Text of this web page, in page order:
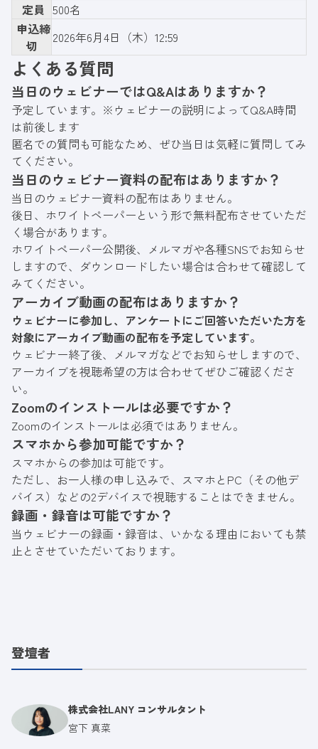
定員 500名
申込締
切
2026年6月4日（木）12:59
よくある質問
当日のウェビナーではQ&Aはありますか？
予定しています。※ウェビナーの説明によってQ&A時間
は前後します
匿名での質問も可能なため、ぜひ当日は気軽に質問してみ
てください。
当日のウェビナー資料の配布はありますか？
当日のウェビナー資料の配布はありません。
後日、ホワイトペーパーという形で無料配布させていただ
く場合があります。
ホワイトペーパー公開後、メルマガや各種SNSでお知らせ
しますので、ダウンロードしたい場合は合わせて確認して
みてください。
アーカイブ動画の配布はありますか？
ウェビナーに参加し、アンケートにご回答いただいた方を
対象にアーカイブ動画の配布を予定しています。
ウェビナー終了後、メルマガなどでお知らせしますので、
アーカイブを視聴希望の方は合わせてぜひご確認くださ
い。
Zoomのインストールは必要ですか？
Zoomのインストールは必須ではありません。
スマホから参加可能ですか？
スマホからの参加は可能です。
ただし、お一人様の申し込みで、スマホとPC（その他デ
バイス）などの2デバイスで視聴することはできません。
録画・録音は可能ですか？
当ウェビナーの録画・録音は、いかなる理由においても禁
止とさせていただいております。
登壇者
株式会社LANY コンサルタント
宮下 真菜